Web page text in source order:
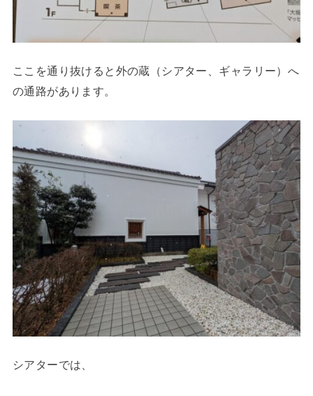
ここを通り抜けると外の蔵（シアター、ギャラリー）へ
の通路があります。
シアターでは、